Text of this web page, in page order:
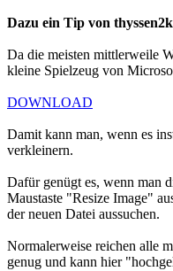
Dazu ein Tip von
Da die meisten mittlerweile
kleine Spielzeug von
DOWNLOAD
Damit kann man, wenn es
verkleinern.
Dafür genügt es, wenn man
Maustaste "Resize Image"
der neuen Datei aussuchen.
Normalerweise reichen alle
genug und kann hier